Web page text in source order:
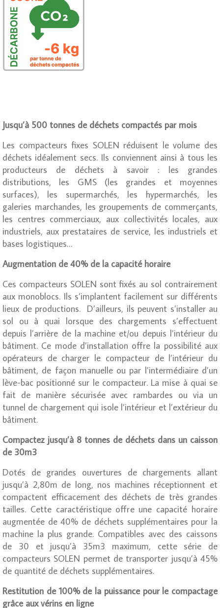
Jusqu’à 500 tonnes de déchets compactés par mois
Les compacteurs fixes SOLEN réduisent le volume des
déchets idéalement secs. Ils conviennent ainsi à tous les
producteurs de déchets à savoir : les grandes
distributions, les GMS (les grandes et moyennes
surfaces), les supermarchés, les hypermarchés, les
galeries marchandes, les groupements de commerçants,
les centres commerciaux, aux collectivités locales, aux
industriels, aux prestataires de service, les industriels et
bases logistiques…
Augmentation de 40% de la capacité horaire
Ces compacteurs SOLEN sont fixés au sol contrairement
aux monoblocs. Ils s’implantent facilement sur différents
lieux de productions. D’ailleurs, ils peuvent s’installer au
sol ou à quai lorsque des chargements s’effectuent
depuis l’arrière de la machine et/ou depuis l’intérieur du
bâtiment. Ce mode d’installation offre la possibilité aux
opérateurs de charger le compacteur de l’intérieur du
bâtiment, de façon manuelle ou par l’intermédiaire d’un
lève-bac positionné sur le compacteur. La mise à quai se
fait de manière sécurisée avec rambardes ou via un
tunnel de chargement qui isole l’intérieur et l’extérieur du
bâtiment.
Compactez jusqu’à 8 tonnes de déchets dans un caisson
de 30m3
Dotés de grandes ouvertures de chargements allant
jusqu’à 2,80m de long, nos machines réceptionnent et
compactent efficacement des déchets de très grandes
tailles. Cette caractéristique offre une capacité horaire
augmentée de 40% de déchets supplémentaires pour la
machine la plus grande. Compatibles avec des caissons
de 30 et jusqu’à 35m3 maximum, cette série de
compacteurs SOLEN permet de transporter jusqu’à 45%
de quantité de déchets supplémentaires.
Restitution de 100% de la puissance pour le compactage
grâce aux vérins en ligne